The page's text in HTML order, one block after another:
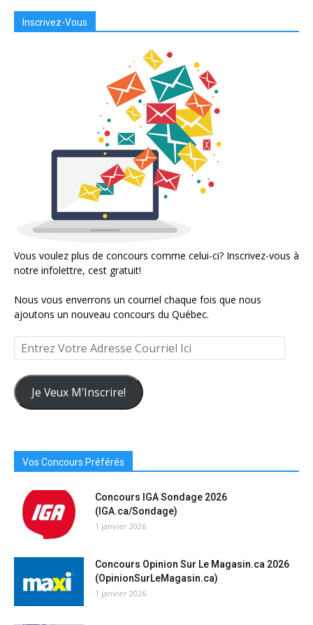
Inscrivez-Vous
Vous voulez plus de concours comme celui-ci? Inscrivez-vous à
notre infolettre, cest gratuit!
Nous vous enverrons un courriel chaque fois que nous
ajoutons un nouveau concours du Québec.
Entrez
Votre
Adresse
Courriel
Ici
Je Veux M'Inscrire!
Vos Concours Préférés
Concours IGA Sondage 2026
(IGA.ca/Sondage)
1 janvier 2026
Concours Opinion Sur Le Magasin.ca 2026
(OpinionSurLeMagasin.ca)
1 janvier 2026